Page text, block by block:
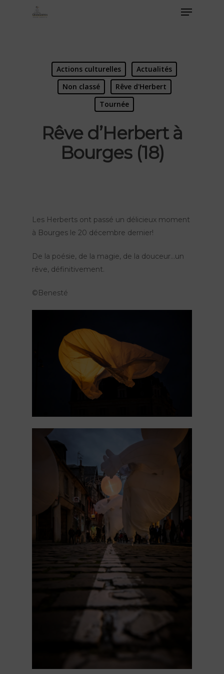
Actions culturelles
Actualités
Non classé
Rêve d'Herbert
Tournée
Rêve d’Herbert à
Bourges (18)
Les Herberts ont passé un délicieux moment
à Bourges le 20 décembre dernier!
De la poésie, de la magie, de la douceur…un
rêve, définitivement.
©Benesté